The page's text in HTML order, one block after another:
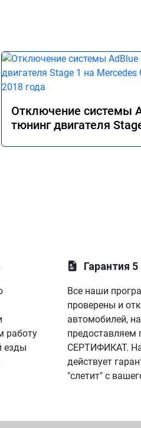
Отключение системы
тюнинг двигателя
работу
езды
Гарантия
Все наши
проверены и
автомобилей,
предоставляем
СЕРТИФИКАТ.
действует
"слетит" с